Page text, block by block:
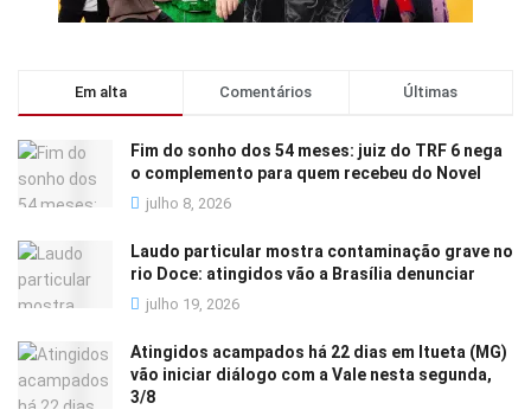
Em alta Comentários Últimas
Fim do sonho dos 54 meses: juiz do TRF 6 nega
o complemento para quem recebeu do Novel
julho 8, 2026
Laudo particular mostra contaminação grave no
rio Doce: atingidos vão a Brasília denunciar
julho 19, 2026
Atingidos acampados há 22 dias em Itueta (MG)
vão iniciar diálogo com a Vale nesta segunda,
3/8